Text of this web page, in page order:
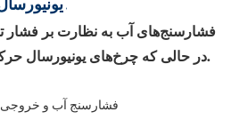
فشارسنج‌های آب به نظارت بر فشار
در حالی که چرخ‌های یونیورسال حرکت چیلر را تسهیل می‌کنند.